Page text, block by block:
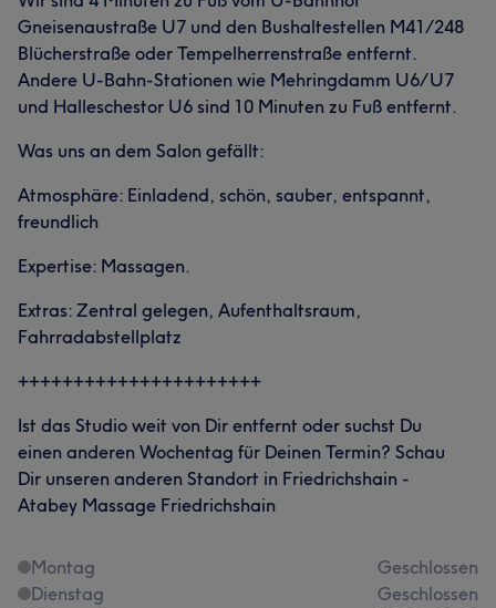
Gneisenaustraße U7 und den Bushaltestellen M41/248
Blücherstraße oder Tempelherrenstraße entfernt.
Andere U-Bahn-Stationen wie Mehringdamm U6/U7
und Halleschestor U6 sind 10 Minuten zu Fuß entfernt.
Was uns an dem Salon gefällt:
Atmosphäre: Einladend, schön, sauber, entspannt,
freundlich
Expertise: Massagen.
Extras: Zentral gelegen, Aufenthaltsraum,
Fahrradabstellplatz
++++++++++++++++++++++
Ist das Studio weit von Dir entfernt oder suchst Du
einen anderen Wochentag für Deinen Termin? Schau
Dir unseren anderen Standort in Friedrichshain -
Atabey Massage Friedrichshain
Montag
Geschlossen
Dienstag
Geschlossen